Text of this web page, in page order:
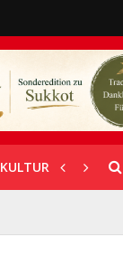
KULTUR